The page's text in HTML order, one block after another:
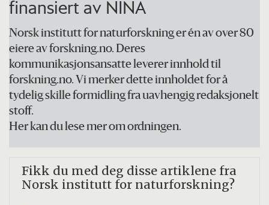
institutt for vannforskning (NIVA), har
bidratt i arbeidet underveis.
Videre har eksperter på arter og naturtyper
fra NINA, NIBIO, NIVA, BirdLife Norge og
Havforskningsinstituttet (NI) bidratt i
arbeidet med enkeltindikatorer.
2025, metoder og resultater iNINA
finansiert av NINA
Norsk institutt for naturforskning er én av over 80
eiere av forskning.no. Deres
kommunikasjonsansatte leverer innhold til
forskning.no. Vi merker dette innholdet for å
tydelig skille formidling fra uavhengig redaksjonelt
stoff.
Her kan du lese mer om ordningen.
Fikk du med deg disse artiklene fra
Norsk institutt for naturforskning?